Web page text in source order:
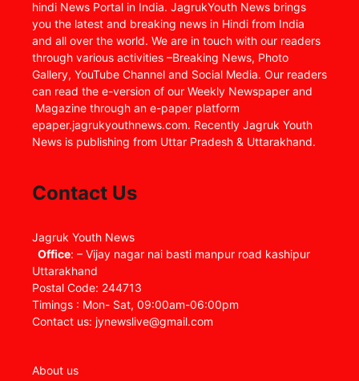
hindi News Portal in India. JagrukYouth News brings
you the latest and breaking news in Hindi from India
and all over the world. We are in touch with our readers
through various activities –Breaking News, Photo
Gallery, YouTube Channel and Social Media. Our readers
can read the e-version of our Weekly Newspaper and
Magazine through an e-paper platform
epaper.jagrukyouthnews.com. Recently Jagruk Youth
News is publishing from Uttar Pradesh & Uttarakhand.
Contact Us
Jagruk Youth News
Office: – Vijay nagar nai basti manpur road kashipur
Uttarakhand
Postal Code: 244713
Timings : Mon- Sat, 09:00am-06:00pm
Contact us: jynewslive@gmail.com
About us